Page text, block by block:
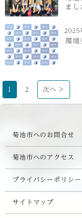
まし
2025
環境
2 次へ >
菊池市へのお問合せ
菊池市へのアクセス
プライバシーポリシー
サイトマップ